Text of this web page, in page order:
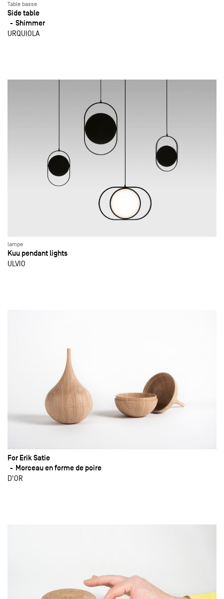
Table basse
Side table
Shimmer
URQUIOLA
lampe
Kuu pendant lights
ULVIO
For Erik Satie
Morceau en forme de poire
D'OR